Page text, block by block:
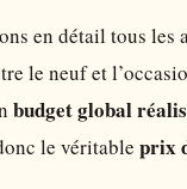
en détail tous les
le neuf et
budget global
le véritable prix